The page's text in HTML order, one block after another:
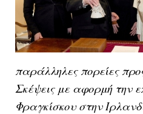
παράλληλες πορείες
Σκέψεις με αφορμή την
Φραγκίσκου στην